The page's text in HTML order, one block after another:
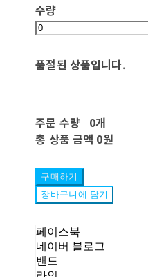
수량
품절된 상품입니다.
주문 수량 0개
총 상품 금액 0원
구매하기
장바구니에 담기
페이스북
네이버 블로그
밴드